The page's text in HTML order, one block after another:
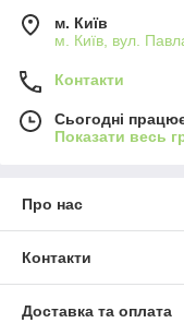
м. Київ
м. Київ, вул.
Контакти
Сьогодні
Показати весь
Про нас
Контакти
Доставка та оплата